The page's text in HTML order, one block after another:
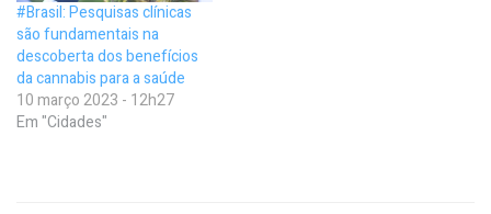
#Brasil: Pesquisas clínicas
são fundamentais na
descoberta dos benefícios
da cannabis para a saúde
10 março 2023 - 12h27
Em "Cidades"